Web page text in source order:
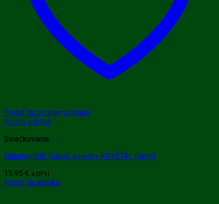
Pridať do zoznamu prianí
Rýchly náhľad
Sviečkovanie
NaturheliX® Telové sviečky KRYŠTÁĽ (set6)
15.95 € s DPH
Pridať do košíka